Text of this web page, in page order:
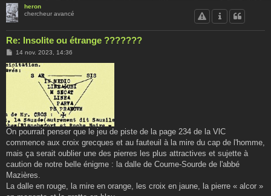
heron
chercheur avancé
Re: Insolite ou étrange ???????
M
s
s
14 nov. 2023, 14:36
On pourrait penser que le jeu de piste de la page 234 de la VlC
commence aux croix grecques et au fauteuil à la mire du cap de l'homme,
mais ça serait oublier une des pierres les plus attractives et sujette à
caution de notre belle énigme : la dalle de Coume-Sourde de l'abbé
Mazières.
La dalle en rouge, la mire en orange, les croix en jaune, la pierre « alcor »